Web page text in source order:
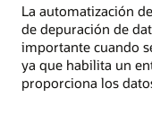
La automatización
de depuración de
importante cuando
ya que habilita un
proporciona los